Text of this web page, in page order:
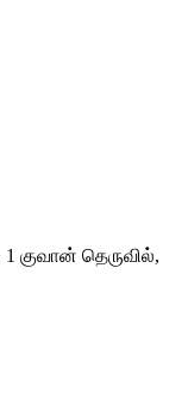
1 குவான் தெருவில்,